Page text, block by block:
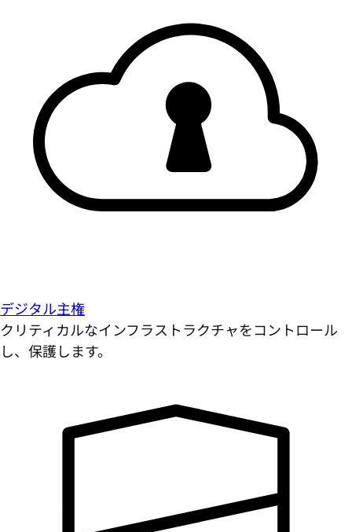
デジタル主権
クリティカルなインフラストラクチャをコントロール
し、保護します。